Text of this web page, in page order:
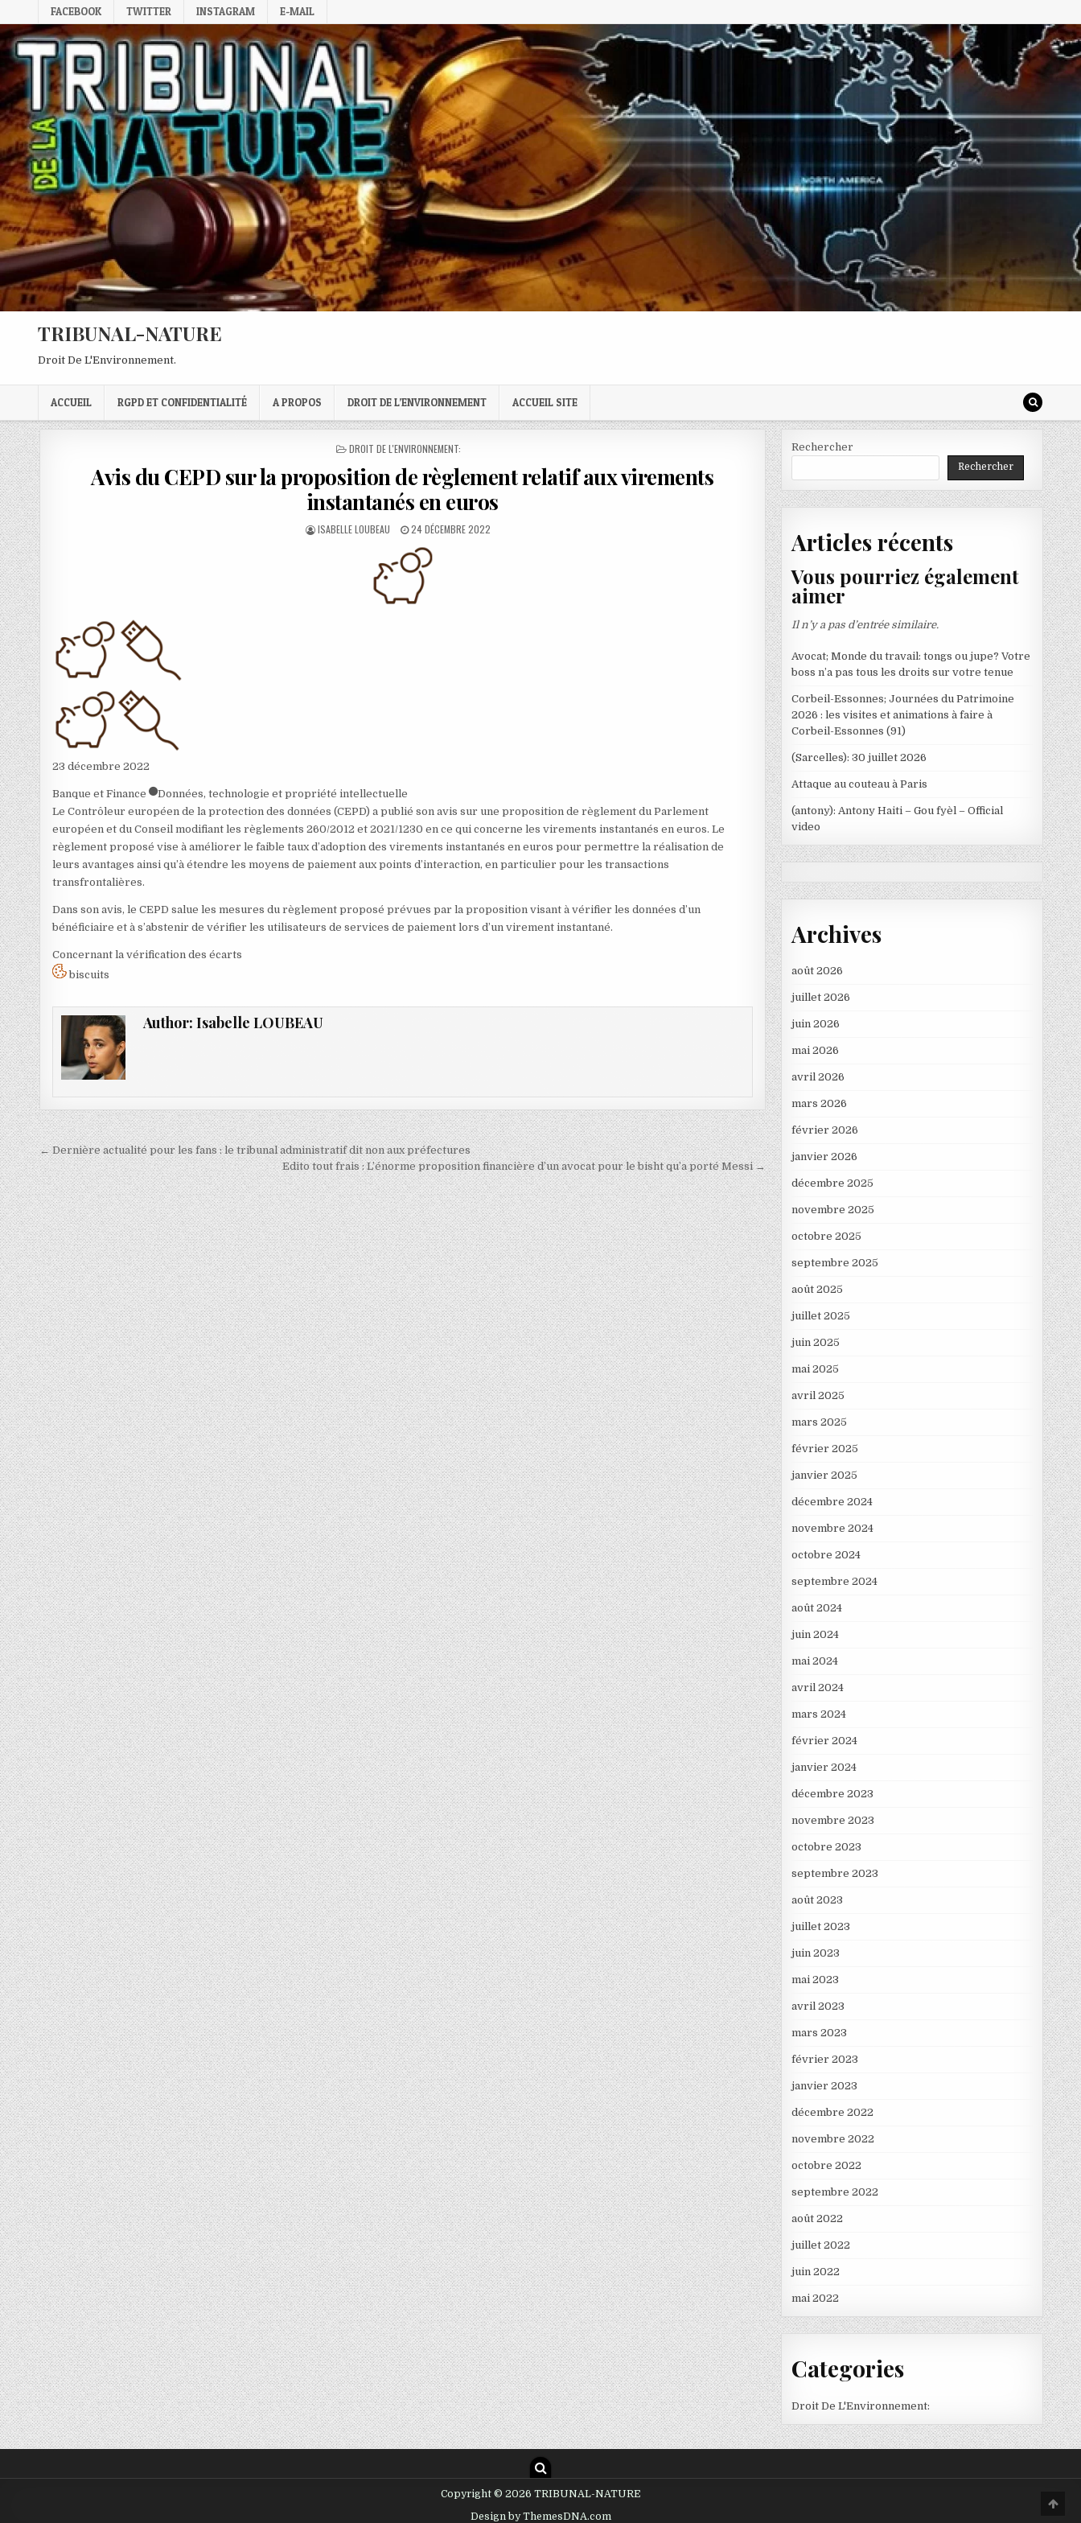
to
content
FACEBOOK TWITTER INSTAGRAM E-MAIL
TRIBUNAL-NATURE
Droit De L'Environnement.
ACCUEIL RGPD ET CONFIDENTIALITÉ A PROPOS DROIT DE L’ENVIRONNEMENT ACCUEIL SITE
POSTED
DROIT DE L'ENVIRONNEMENT:
Avis du CEPD sur la proposition de règlement relatif aux virements
instantanés en euros
AUTHOR:
ISABELLE LOUBEAU
PUBLISHED
24 DÉCEMBRE 2022
23 décembre 2022
Banque et Finance
Données, technologie et propriété intellectuelle
Le Contrôleur européen de la protection des données (CEPD) a publié son avis sur une proposition de règlement du Parlement
européen et du Conseil modifiant les règlements 260/2012 et 2021/1230 en ce qui concerne les virements instantanés en euros. Le
règlement proposé vise à améliorer le faible taux d’adoption des virements instantanés en euros pour permettre la réalisation de
leurs avantages ainsi qu’à étendre les moyens de paiement aux points d’interaction, en particulier pour les transactions
transfrontalières.
Dans son avis, le CEPD salue les mesures du règlement proposé prévues par la proposition visant à vérifier les données d’un
bénéficiaire et à s’abstenir de vérifier les utilisateurs de services de paiement lors d’un virement instantané.
Concernant la vérification des écarts
biscuits
Author: Isabelle LOUBEAU
Navigation
de
l’article
← Dernière actualité pour les fans : le tribunal administratif dit non aux préfectures
Edito tout frais : L’énorme proposition financière d’un avocat pour le bisht qu’a porté Messi →
Rechercher
Rechercher
Articles récents
Vous pourriez également
aimer
Il n’y a pas d’entrée similaire.
Avocat; Monde du travail: tongs ou jupe? Votre
boss n’a pas tous les droits sur votre tenue
Corbeil-Essonnes; Journées du Patrimoine
2026 : les visites et animations à faire à
Corbeil-Essonnes (91)
(Sarcelles): 30 juillet 2026
Attaque au couteau à Paris
(antony): Antony Haiti – Gou fyèl – Official
video
Archives
août 2026
juillet 2026
juin 2026
mai 2026
avril 2026
mars 2026
février 2026
janvier 2026
décembre 2025
novembre 2025
octobre 2025
septembre 2025
août 2025
juillet 2025
juin 2025
mai 2025
avril 2025
mars 2025
février 2025
janvier 2025
décembre 2024
novembre 2024
octobre 2024
septembre 2024
août 2024
juin 2024
mai 2024
avril 2024
mars 2024
février 2024
janvier 2024
décembre 2023
novembre 2023
octobre 2023
septembre 2023
août 2023
juillet 2023
juin 2023
mai 2023
avril 2023
mars 2023
février 2023
janvier 2023
décembre 2022
novembre 2022
octobre 2022
septembre 2022
août 2022
juillet 2022
juin 2022
mai 2022
Categories
Droit De L'Environnement:
Copyright © 2026 TRIBUNAL-NATURE
Design by ThemesDNA.com